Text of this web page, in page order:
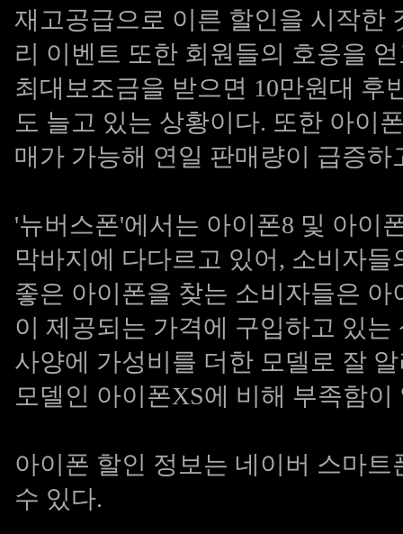
재고공급으로 이른 할인을 시작한
리 이벤트 또한 회원들의 호응을
최대보조금을 받으면 10만원대 후
도 늘고 있는 상황이다. 또한 아이
매가 가능해 연일 판매량이 급증
'뉴버스폰'에서는 아이폰8 및 아이
막바지에 다다르고 있어, 소비자
좋은 아이폰을 찾는 소비자들은
이 제공되는 가격에 구입하고 있
사양에 가성비를 더한 모델로 잘
모델인 아이폰XS에 비해 부족함이
아이폰 할인 정보는 네이버 스마
수 있다.